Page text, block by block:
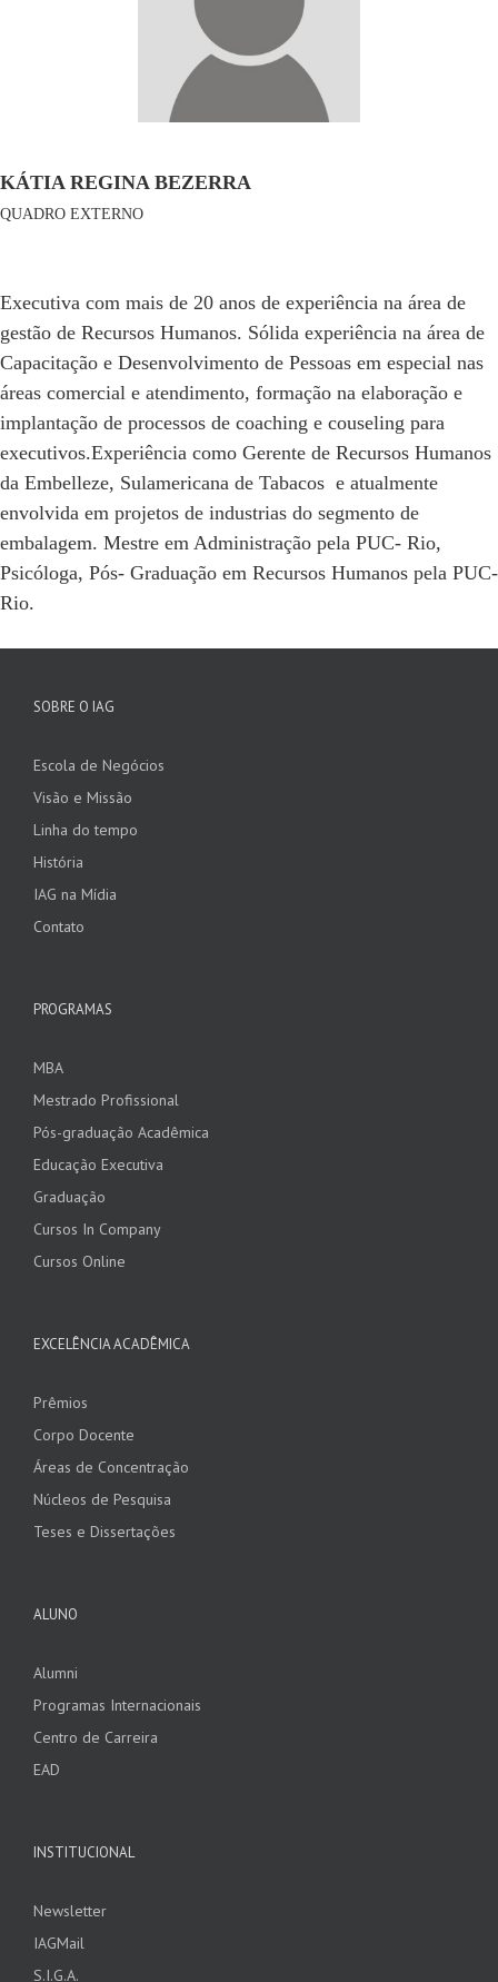
KÁTIA REGINA BEZERRA
QUADRO EXTERNO
Executiva com mais de 20 anos de experiência na área de
gestão de Recursos Humanos. Sólida experiência na área de
Capacitação e Desenvolvimento de Pessoas em especial nas
áreas comercial e atendimento, formação na elaboração e
implantação de processos de coaching e couseling para
executivos.Experiência como Gerente de Recursos Humanos
da Embelleze, Sulamericana de Tabacos e atualmente
envolvida em projetos de industrias do segmento de
embalagem. Mestre em Administração pela PUC- Rio,
Psicóloga, Pós- Graduação em Recursos Humanos pela PUC-
Rio.
SOBRE O IAG
Escola de Negócios
Visão e Missão
Linha do tempo
História
IAG na Mídia
Contato
PROGRAMAS
MBA
Mestrado Profissional
Pós-graduação Acadêmica
Educação Executiva
Graduação
Cursos In Company
Cursos Online
EXCELÊNCIA ACADÊMICA
Prêmios
Corpo Docente
Áreas de Concentração
Núcleos de Pesquisa
Teses e Dissertações
ALUNO
Alumni
Programas Internacionais
Centro de Carreira
EAD
INSTITUCIONAL
Newsletter
IAGMail
S.I.G.A.